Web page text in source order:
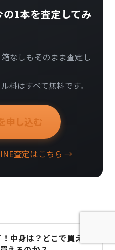
1本を査定してみ
なしもそのまま査定し
料はすべて無料です。
申し込む
査定はこちら →
中身は？どこで買え